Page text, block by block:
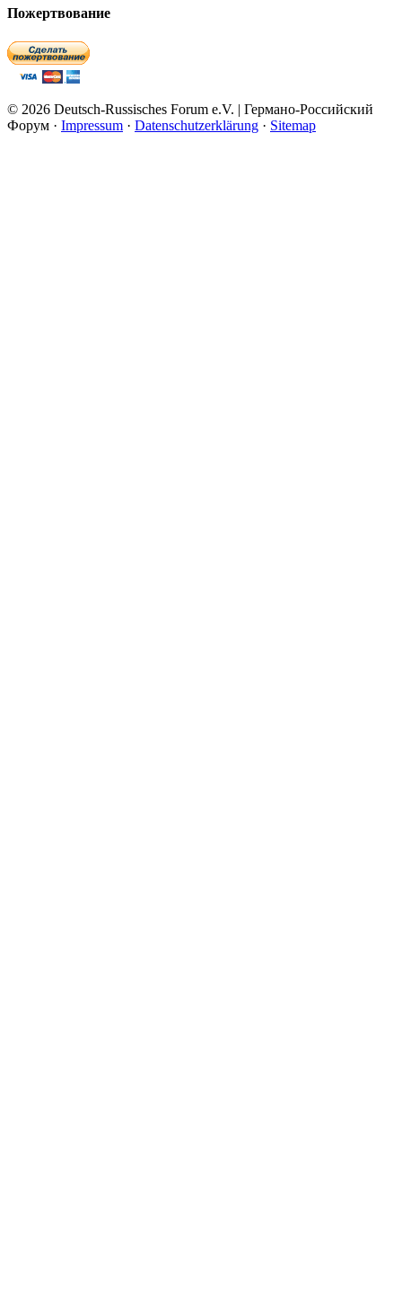
Пожертвование
© 2026 Deutsch-Russisches Forum e.V. | Германо-Российский
Форум · Impressum · Datenschutzerklärung · Sitemap